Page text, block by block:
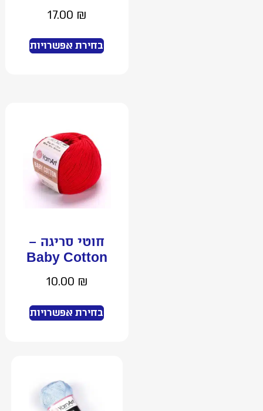
17.00₪
בחירת אפשרויות
חוטי סריגה –
Baby Cotton
10.00₪
בחירת אפשרויות